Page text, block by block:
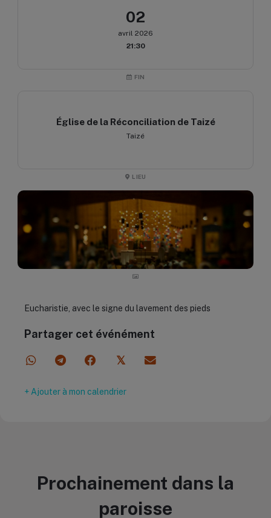
02
avril 2026
21:30
FIN
Église de la Réconciliation de Taizé
Taizé
LIEU
Eucharistie, avec le signe du lavement des pieds
Partager cet événément
𝕏
+ Ajouter à mon calendrier
Prochainement dans la
paroisse